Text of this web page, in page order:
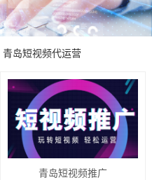
青岛短视频代运营
青岛短视频推广